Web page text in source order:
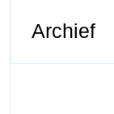
Archief